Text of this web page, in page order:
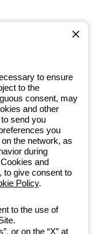
GEWISS, działając w
tworzymy
i
się więcej o GEWISS
16:00
to ensure
to the
consent, may
and other
send you
you
the network, as
during
and
to give consent to
Policy.
to the use of
or on the “X” at